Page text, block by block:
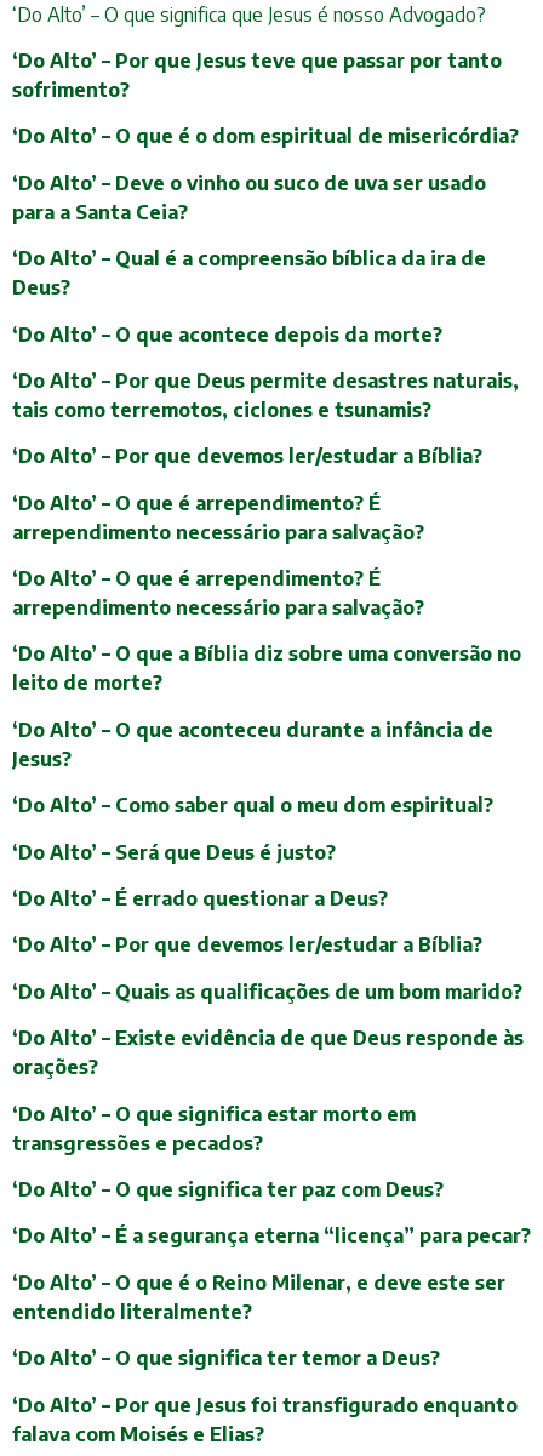
‘Do Alto’ – O que significa que Jesus é nosso Advogado?
‘Do Alto’ – Por que Jesus teve que passar por tanto
sofrimento?
‘Do Alto’ – O que é o dom espiritual de misericórdia?
‘Do Alto’ – Deve o vinho ou suco de uva ser usado
para a Santa Ceia?
‘Do Alto’ – Qual é a compreensão bíblica da ira de
Deus?
‘Do Alto’ – O que acontece depois da morte?
‘Do Alto’ – Por que Deus permite desastres naturais,
tais como terremotos, ciclones e tsunamis?
‘Do Alto’ – Por que devemos ler/estudar a Bíblia?
‘Do Alto’ – O que é arrependimento? É
arrependimento necessário para salvação?
‘Do Alto’ – O que é arrependimento? É
arrependimento necessário para salvação?
‘Do Alto’ – O que a Bíblia diz sobre uma conversão no
leito de morte?
‘Do Alto’ – O que aconteceu durante a infância de
Jesus?
‘Do Alto’ – Como saber qual o meu dom espiritual?
‘Do Alto’ – Será que Deus é justo?
‘Do Alto’ – É errado questionar a Deus?
‘Do Alto’ – Por que devemos ler/estudar a Bíblia?
‘Do Alto’ – Quais as qualificações de um bom marido?
‘Do Alto’ – Existe evidência de que Deus responde às
orações?
‘Do Alto’ – O que significa estar morto em
transgressões e pecados?
‘Do Alto’ – O que significa ter paz com Deus?
‘Do Alto’ – É a segurança eterna “licença” para pecar?
‘Do Alto’ – O que é o Reino Milenar, e deve este ser
entendido literalmente?
‘Do Alto’ – O que significa ter temor a Deus?
‘Do Alto’ – Por que Jesus foi transfigurado enquanto
falava com Moisés e Elias?